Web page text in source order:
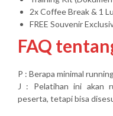
2x Coffee Break & 1
FREE Souvenir
FAQ
P : Berapa minimal
J : Pelatihan ini akan
peserta, tetapi bisa